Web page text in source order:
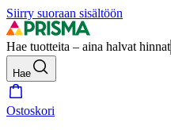
Siirry suoraan sisältöön
Hae tuotteita – aina halvat hinnat
Hae
Ostoskori